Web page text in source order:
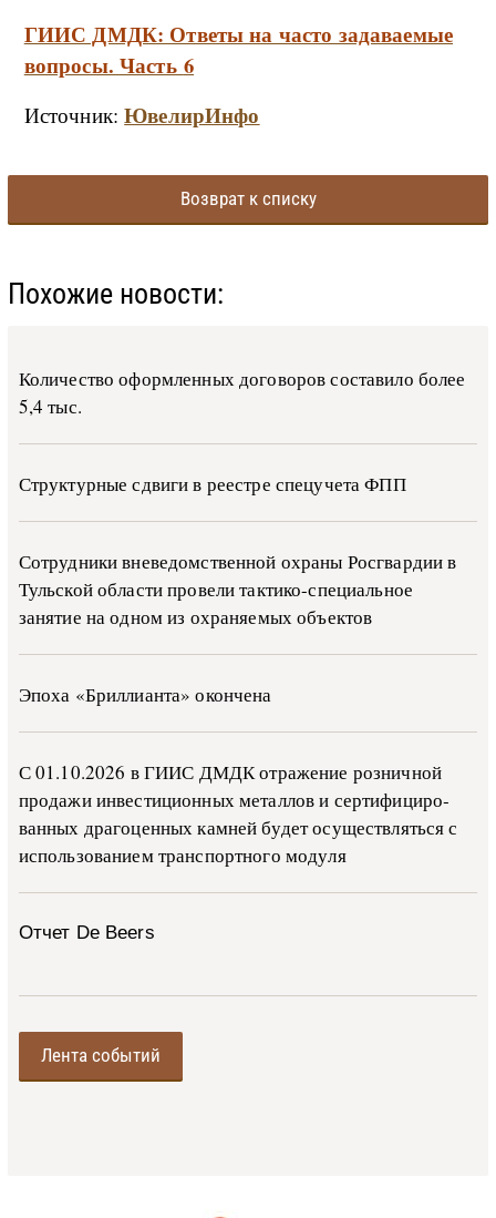
ГИИС ДМДК: Ответы на часто задаваемые
вопросы. Часть 6
Источник:ЮвелирИнфо
Возврат к списку
Похожие новости:
Количество оформленных договоров составило более
5,4 тыс.
Структурные сдвиги в реестре спецучета ФПП
Сотрудники вневедомственной охраны Росгвардии в
Тульской области провели тактико-специальное
занятие на одном из охраняемых объектов
Эпоха «Бриллианта» окончена
С 01.10.2026 в ГИИС ДМДК от­ра­же­ние роз­ни­ч­ной
про­да­жи ин­ве­сти­ци­он­ных ме­тал­лов и сер­ти­фи­ци­ро­
ван­ных дра­го­цен­ных ка­м­ней бу­дет осу­ще­ств­лять­ся с
ис­поль­зо­ва­ни­ем тран­с­пор­т­но­го мо­ду­ля
Отчет De Beers
Лента событий